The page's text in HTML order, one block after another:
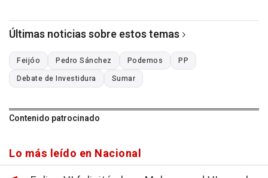
Últimas noticias sobre estos temas
Feijóo Pedro Sánchez Podemos
PP
Debate de Investidura
Sumar
Contenido patrocinado
Lo más leído en Nacional